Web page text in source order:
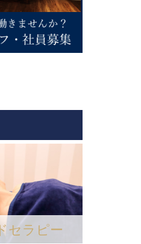
セラピー